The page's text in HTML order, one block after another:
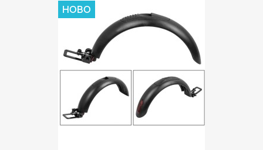
НОВО